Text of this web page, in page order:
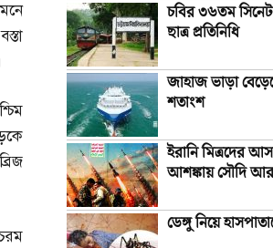
চবির ৩৬তম
ছাত্র প্রতিনিধি
জাহাজ ভাড়া
শতাংশ
ইরানি মিত্রদের
আশঙ্কায় সৌদি
ডেঙ্গু নিয়ে